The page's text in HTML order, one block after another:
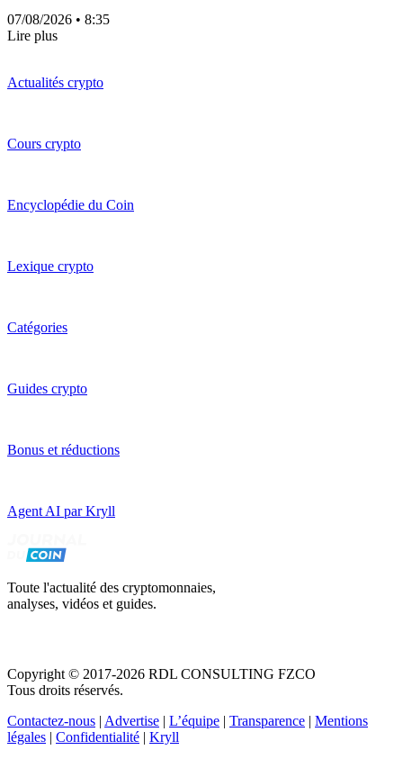
07/08/2026 • 8:35
Lire plus
Actualités crypto
Cours crypto
Encyclopédie du Coin
Lexique crypto
Catégories
Guides crypto
Bonus et réductions
Agent AI par Kryll
Toute l'actualité des cryptomonnaies,
analyses, vidéos et guides.
Copyright © 2017-2026 RDL CONSULTING FZCO
Tous droits réservés.
Contactez-nous | Advertise | L’équipe | Transparence | Mentions
légales | Confidentialité | Kryll